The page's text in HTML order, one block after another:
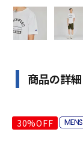
商品の詳細
30%OFF